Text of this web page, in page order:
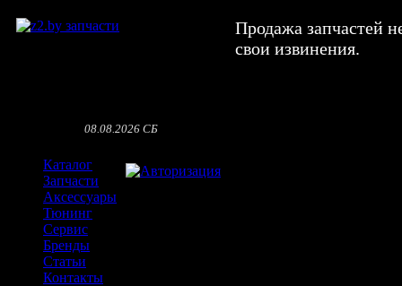
Продажа запчастей
свои извинения.
08.08.2026 СБ
Каталог
Запчасти
Аксессуары
Тюнинг
Сервис
Бренды
Статьи
Контакты
Авторизация